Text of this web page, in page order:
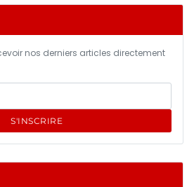
nos derniers articles directement
S'INSCRIRE